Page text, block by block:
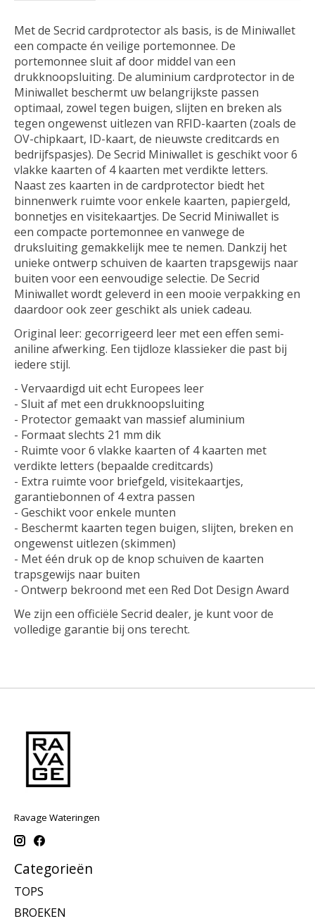
Met de Secrid cardprotector als basis, is de Miniwallet
een compacte én veilige portemonnee. De
portemonnee sluit af door middel van een
drukknoopsluiting. De aluminium cardprotector in de
Miniwallet beschermt uw belangrijkste passen
optimaal, zowel tegen buigen, slijten en breken als
tegen ongewenst uitlezen van RFID-kaarten (zoals de
OV-chipkaart, ID-kaart, de nieuwste creditcards en
bedrijfspasjes). De Secrid Miniwallet is geschikt voor 6
vlakke kaarten of 4 kaarten met verdikte letters.
Naast zes kaarten in de cardprotector biedt het
binnenwerk ruimte voor enkele kaarten, papiergeld,
bonnetjes en visitekaartjes. De Secrid Miniwallet is
een compacte portemonnee en vanwege de
druksluiting gemakkelijk mee te nemen. Dankzij het
unieke ontwerp schuiven de kaarten trapsgewijs naar
buiten voor een eenvoudige selectie. De Secrid
Miniwallet wordt geleverd in een mooie verpakking en
daardoor ook zeer geschikt als uniek cadeau.
Original leer: gecorrigeerd leer met een effen semi-
aniline afwerking. Een tijdloze klassieker die past bij
iedere stijl.
- Vervaardigd uit echt Europees leer
- Sluit af met een drukknoopsluiting
- Protector gemaakt van massief aluminium
- Formaat slechts 21 mm dik
- Ruimte voor 6 vlakke kaarten of 4 kaarten met
verdikte letters (bepaalde creditcards)
- Extra ruimte voor briefgeld, visitekaartjes,
garantiebonnen of 4 extra passen
- Geschikt voor enkele munten
- Beschermt kaarten tegen buigen, slijten, breken en
ongewenst uitlezen (skimmen)
- Met één druk op de knop schuiven de kaarten
trapsgewijs naar buiten
- Ontwerp bekroond met een Red Dot Design Award
We zijn een officiële Secrid dealer, je kunt voor de
volledige garantie bij ons terecht.
Ravage Wateringen
Categorieën
TOPS
BROEKEN